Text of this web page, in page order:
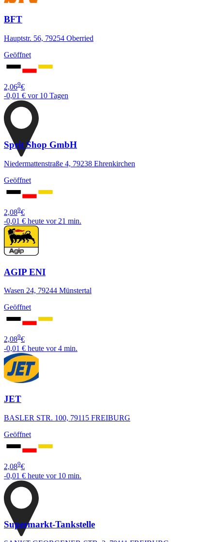
BFT
Hauptstr. 56, 79254 Oberried
Geöffnet
2,069€
-0,01 € vor 10 Tagen
Sprit Shop GmbH
Niedermattenstraße 4, 79238 Ehrenkirchen
Geöffnet
2,089€
-0,01 € heute vor 21 min.
AGIP ENI
Wasen 24, 79244 Münstertal
Geöffnet
2,089€
-0,01 € heute vor 4 min.
JET
BASLER STR. 100, 79115 FREIBURG
Geöffnet
2,089€
-0,01 € heute vor 10 min.
Supermarkt-Tankstelle